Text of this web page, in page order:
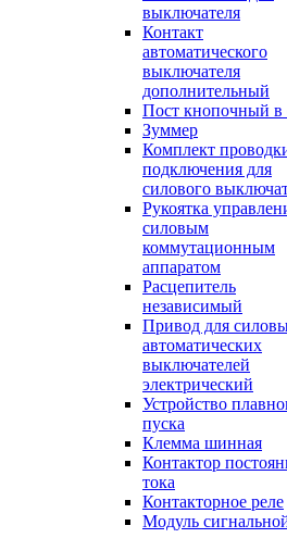
выключателя
Контакт
автоматического
выключателя
дополнительный
Пост кнопочный в
Зуммер
Комплект
подключения для
силового
Рукоятка
силовым
коммутационным
аппаратом
Расцепитель
независимый
Привод для
автоматических
выключателей
электрический
Устройство
пуска
Клемма шинная
Контактор
тока
Контакторное реле
Модуль